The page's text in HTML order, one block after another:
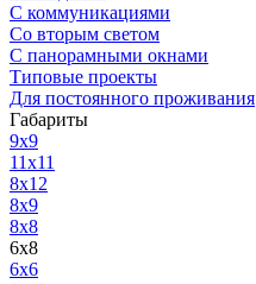
С коммуникациями
Со вторым светом
С панорамными окнами
Типовые проекты
Для постоянного проживания
Габариты
9x9
11x11
8x12
8x9
8x8
6x8
6x6